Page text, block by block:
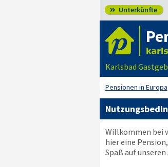
 Unterkünfte
Karlsbad
Pensionen in Europa
Willkommen bei
hier eine
Spaß auf unseren